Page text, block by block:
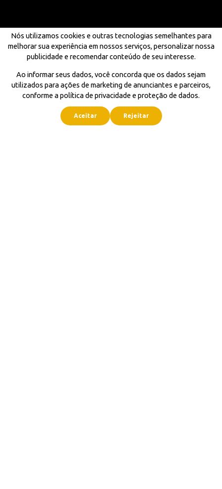
Nós utilizamos cookies e outras tecnologias semelhantes para
melhorar sua experiência em nossos serviços, personalizar nossa
publicidade e recomendar conteúdo de seu interesse.
Ao informar seus dados, você concorda que os dados sejam
utilizados para ações de marketing de anunciantes e parceiros,
conforme a política de privacidade e proteção de dados.
Aceitar Rejeitar